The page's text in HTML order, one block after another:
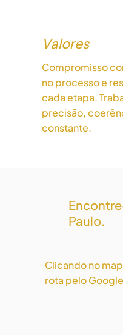
Valores
Compromisso
no processo e
cada etapa.
precisão,
constante.
Paulo.
Clicando no
rota pelo